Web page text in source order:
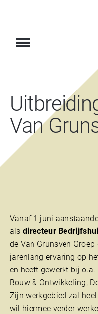
Van
Vanaf 1 juni
als directeur
de Van Grunsven
jarenlang ervaring op
en heeft gewerkt bij o.a.
Bouw & Ontwikkeling,
Zijn werkgebied zal
wil hiermee verder